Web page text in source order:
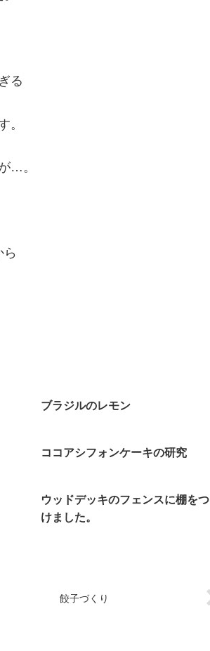
る
。
…。
ブラジルのレモン
ココアシフォンケーキの研究
ウッドデッキのフェンスに棚をつ
けました。
餃子づくり